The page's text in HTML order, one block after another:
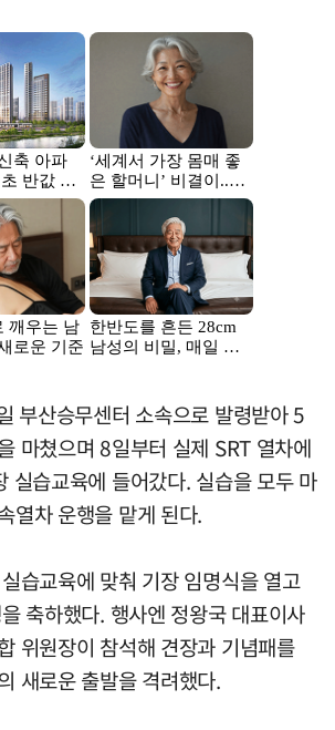
부산승무센터 소속으로 발령받아 5
마쳤으며 8일부터 실제 SRT 열차에
실습교육에 들어갔다. 실습을 모두 마
열차 운행을 맡게 된다.
습교육에 맞춰 기장 임명식을 열고
축하했다. 행사엔 정왕국 대표이사
위원장이 참석해 견장과 기념패를
새로운 출발을 격려했다.